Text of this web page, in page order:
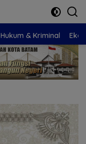
Hukum & Kriminal